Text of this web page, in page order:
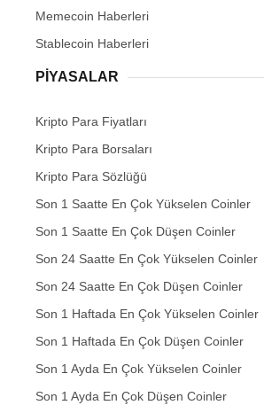
Memecoin Haberleri
Stablecoin Haberleri
PIYASALAR
Kripto Para Fiyatları
Kripto Para Borsaları
Kripto Para Sözlüğü
Son 1 Saatte En Çok Yükselen Coinler
Son 1 Saatte En Çok Düşen Coinler
Son 24 Saatte En Çok Yükselen Coinler
Son 24 Saatte En Çok Düşen Coinler
Son 1 Haftada En Çok Yükselen Coinler
Son 1 Haftada En Çok Düşen Coinler
Son 1 Ayda En Çok Yükselen Coinler
Son 1 Ayda En Çok Düşen Coinler